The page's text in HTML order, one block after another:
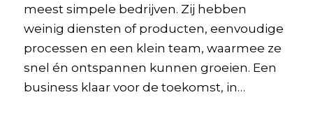
meest simpele bedrijven. Zij hebben
weinig diensten of producten, eenvoudige
processen en een klein team, waarmee ze
snel én ontspannen kunnen groeien. Een
business klaar voor de toekomst, in…